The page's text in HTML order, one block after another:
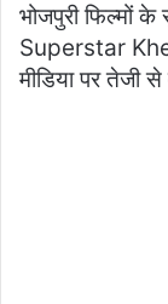
भोजपुरी फिल्मों
Superstar
मीडिया पर तेजी से